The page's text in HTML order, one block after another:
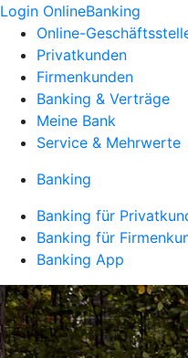
Login OnlineBanking
Online-
Privatkunden
Firmenkunden
Banking & Verträge
Meine Bank
Service & Mehrwerte
Banking
Banking für
Banking für
Banking App